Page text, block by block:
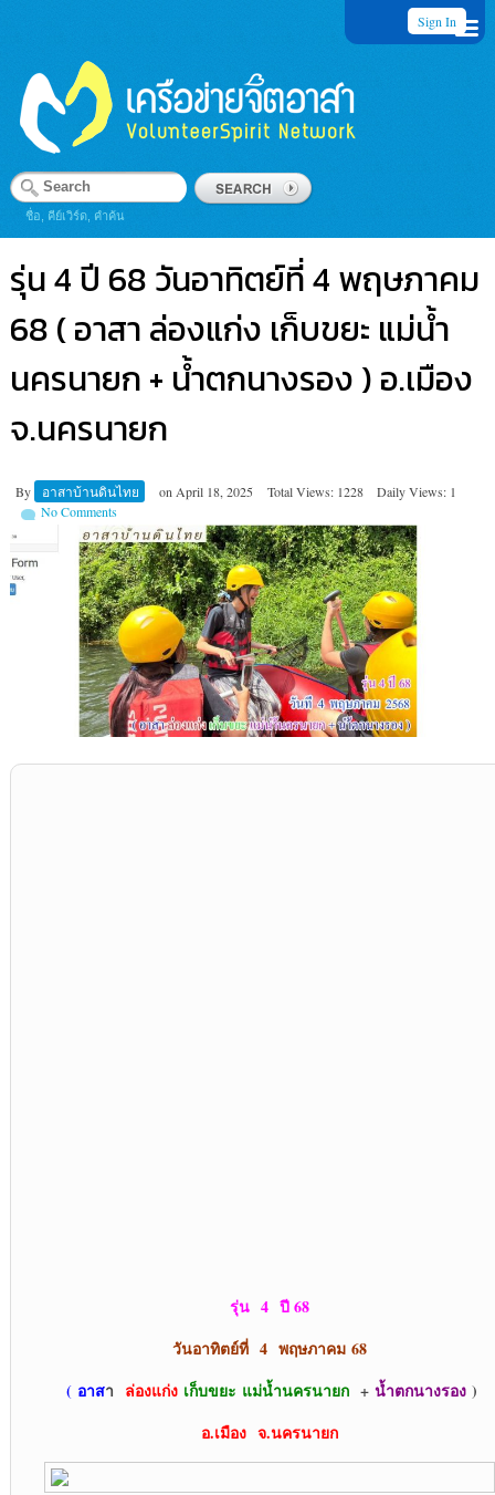
Sign In
ชื่อ, คีย์เวิร์ด, คำค้น
รุ่น 4 ปี 68 วันอาทิตย์ที่ 4 พฤษภาคม
68 ( อาสา ล่องแก่ง เก็บขยะ แม่น้ำ
นครนายก + น้ำตกนางรอง ) อ.เมือง
จ.นครนายก
By อาสาบ้านดินไทย on April 18, 2025 Total Views: 1228
Daily Views: 1
No Comments
รุ่น4 ปี 68
วันอาทิตย์ที่ 4 พฤษภาคม68
( อาสา ล่องแก่ง เก็บขยะ แม่น้ำนครนายก + น้ำตกนางรอง )
อ.เมือง จ.นครนายก